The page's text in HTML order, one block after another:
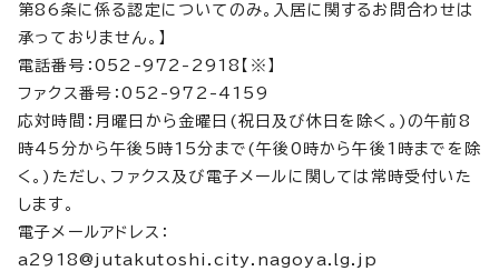
第86条に係る認定についてのみ。入居に関するお問合わせは
承っておりません。】
電話番号：052-972-2918【※】
ファクス番号：052-972-4159
応対時間：月曜日から金曜日(祝日及び休日を除く。)の午前8
時45分から午後5時15分まで(午後0時から午後1時までを除
く。)ただし、ファクス及び電子メールに関しては常時受付いた
します。
電子メールアドレス：
a2918@jutakutoshi.city.nagoya.lg.jp